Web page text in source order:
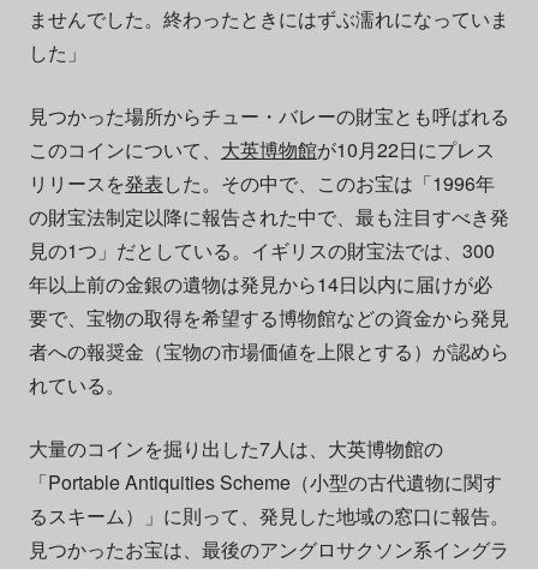
ませんでした。終わったときにはずぶ濡れになっていま
した」
見つかった場所からチュー・バレーの財宝とも呼ばれる
このコインについて、 大英博物館が10月22日にプレス
リリースを発表した。その中で、このお宝は「1996年
の財宝法制定以降に報告された中で、最も注目すべき発
見の1つ」だとしている。イギリスの財宝法では、300
年以上前の金銀の遺物は発見から14日以内に届けが必
要で、宝物の取得を希望する博物館などの資金から発見
者への報奨金（宝物の市場価値を上限とする）が認めら
れている。
大量のコインを掘り出した7人は、大英博物館の
「Portable Antiquities Scheme（小型の古代遺物に関す
るスキーム）」に則って、発見した地域の窓口に報告。
見つかったお宝は、最後のアングロサクソン系イングラ